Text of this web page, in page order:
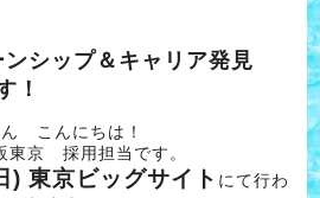
シップ＆キャリア発見
！
こんにちは！
東京 採用担当です。
) 東京ビッグサイト にて行わ